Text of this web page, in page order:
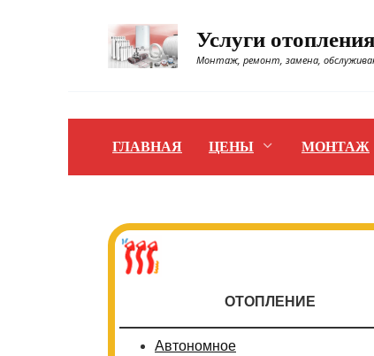
Услуги
Монтаж, ремонт, замена,
ГЛАВНАЯ ЦЕНЫ МОНТАЖ
ОТОПЛЕНИЕ
Автономное